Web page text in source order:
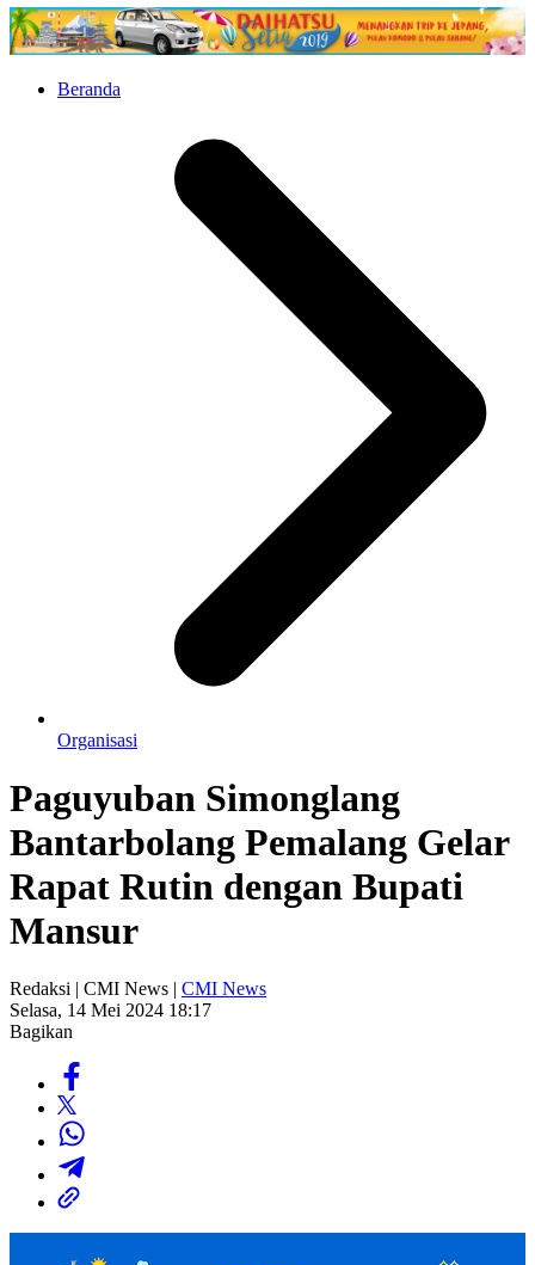
Beranda
Organisasi
Paguyuban Simonglang
Bantarbolang Pemalang Gelar
Rapat Rutin dengan Bupati
Mansur
Redaksi | CMI News | CMI News
Selasa, 14 Mei 2024 18:17
Bagikan